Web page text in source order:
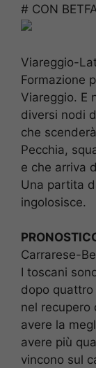
# CON
Viareggio-
Formazione
Viareggio. E
diversi nodi
che
Pecchia,
e che arriva
Una partita
ingolosisce.
Carrarese-
I toscani
dopo
nel recupero
avere la
avere più
vincono sul